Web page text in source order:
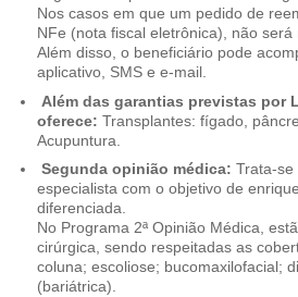
Nos casos em que um pedido de
NFe (nota fiscal eletrônica), não
Além disso, o beneficiário pode
aplicativo, SMS e e-mail.
Além das garantias previstas por
oferece: Transplantes: fígado,
Acupuntura.
Segunda opinião médica: Trata-se
especialista com o objetivo de
diferenciada.
No Programa 2ª Opinião Médica,
cirúrgica, sendo respeitadas as
coluna; escoliose; bucomaxilofacial;
(bariátrica).